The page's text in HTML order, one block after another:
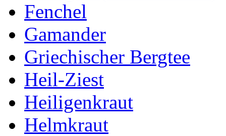
Fenchel
Gamander
Griechischer Bergtee
Heil-Ziest
Heiligenkraut
Helmkraut